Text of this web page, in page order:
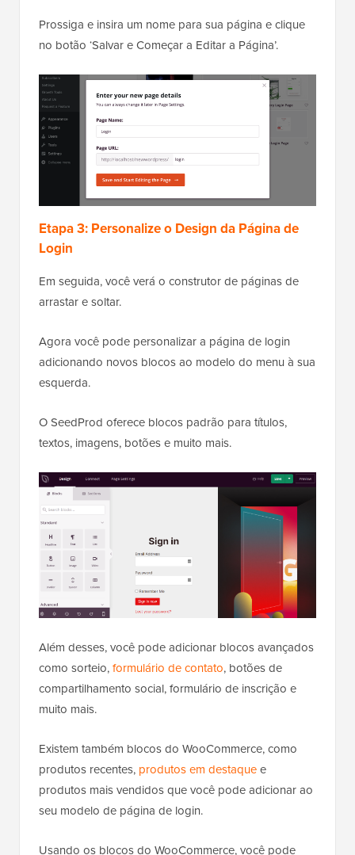
Prossiga e insira um nome para sua página e clique
no botão ‘Salvar e Começar a Editar a Página’.
Etapa 3: Personalize o Design da Página de
Login
Em seguida, você verá o construtor de páginas de
arrastar e soltar.
Agora você pode personalizar a página de login
adicionando novos blocos ao modelo do menu à sua
esquerda.
O SeedProd oferece blocos padrão para títulos,
textos, imagens, botões e muito mais.
Além desses, você pode adicionar blocos avançados
como sorteio,formulário de contato, botões de
compartilhamento social, formulário de inscrição e
muito mais.
Existem também blocos do WooCommerce, como
produtos recentes, produtos em destaquee
produtos mais vendidos que você pode adicionar ao
seu modelo de página de login.
Usando os blocos do WooCommerce, você pode